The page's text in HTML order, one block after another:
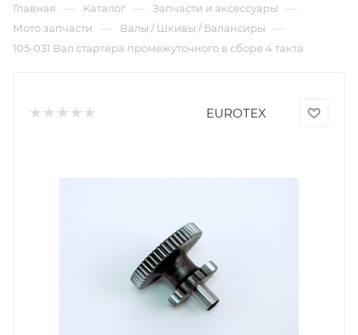
Главная — Каталог — Запчасти и аксессуары —
Мото запчасти — Валы / Шкивы / Балансиры —
105-031 Вал стартера промежуточного в сборе 4 такта
EUROTEX